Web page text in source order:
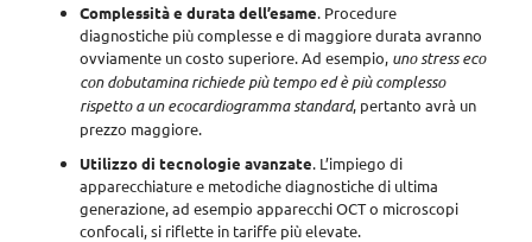
Complessità e durata dell’esame. Procedure
diagnostiche più complesse e di maggiore durata avranno
ovviamente un costo superiore. Ad esempio, uno stress eco
con dobutamina richiede più tempo ed è più complesso
rispetto a un ecocardiogramma standard, pertanto avrà un
prezzo maggiore.
Utilizzo di tecnologie avanzate. L’impiego di
apparecchiature e metodiche diagnostiche di ultima
generazione, ad esempio apparecchi OCT o microscopi
confocali, si riflette in tariffe più elevate.